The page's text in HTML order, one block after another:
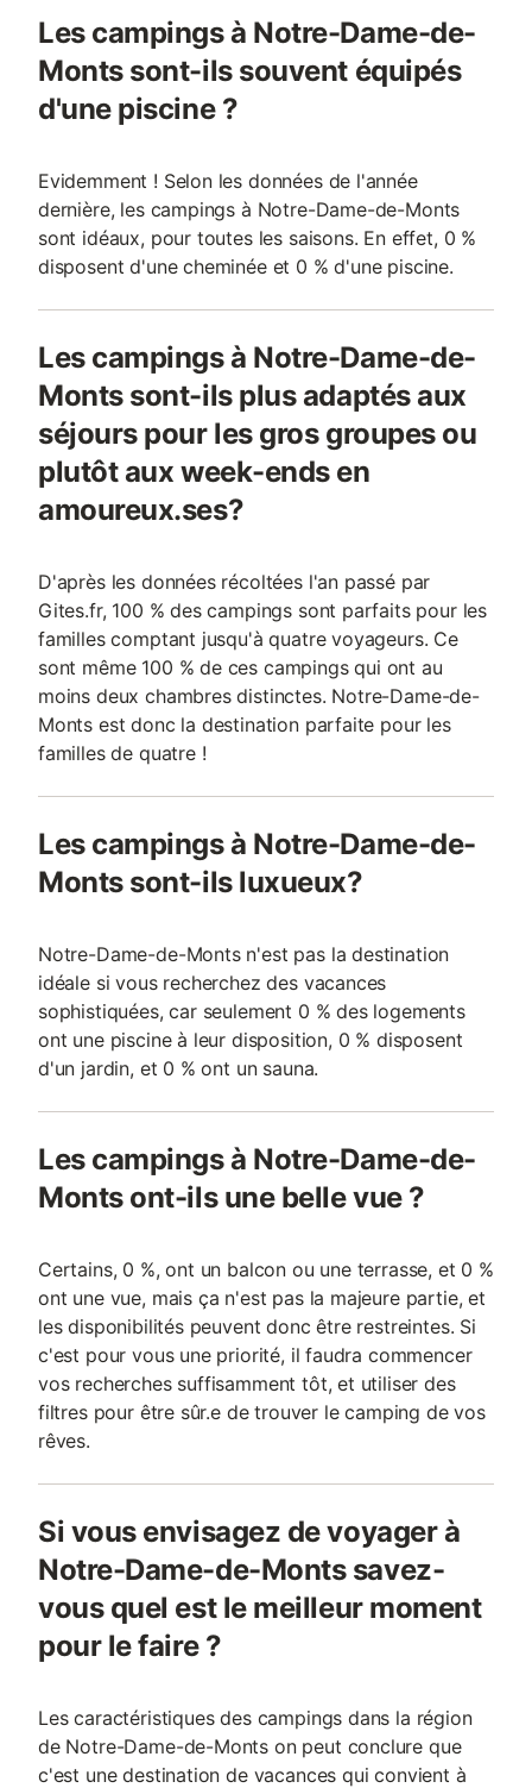
Les campings à Notre-Dame-de-
Monts sont-ils souvent équipés
d'une piscine ?
Evidemment ! Selon les données de l'année
dernière, les campings à Notre-Dame-de-Monts
sont idéaux, pour toutes les saisons. En effet, 0 %
disposent d'une cheminée et 0 % d'une piscine.
Les campings à Notre-Dame-de-
Monts sont-ils plus adaptés aux
séjours pour les gros groupes ou
plutôt aux week-ends en
amoureux.ses?
D'après les données récoltées l'an passé par
Gites.fr, 100 % des campings sont parfaits pour les
familles comptant jusqu'à quatre voyageurs. Ce
sont même 100 % de ces campings qui ont au
moins deux chambres distinctes. Notre-Dame-de-
Monts est donc la destination parfaite pour les
familles de quatre !
Les campings à Notre-Dame-de-
Monts sont-ils luxueux?
Notre-Dame-de-Monts n'est pas la destination
idéale si vous recherchez des vacances
sophistiquées, car seulement 0 % des logements
ont une piscine à leur disposition, 0 % disposent
d'un jardin, et 0 % ont un sauna.
Les campings à Notre-Dame-de-
Monts ont-ils une belle vue ?
Certains, 0 %, ont un balcon ou une terrasse, et 0 %
ont une vue, mais ça n'est pas la majeure partie, et
les disponibilités peuvent donc être restreintes. Si
c'est pour vous une priorité, il faudra commencer
vos recherches suffisamment tôt, et utiliser des
filtres pour être sûr.e de trouver le camping de vos
rêves.
Si vous envisagez de voyager à
Notre-Dame-de-Monts savez-
vous quel est le meilleur moment
pour le faire ?
Les caractéristiques des campings dans la région
de Notre-Dame-de-Monts on peut conclure que
c'est une destination de vacances qui convient à